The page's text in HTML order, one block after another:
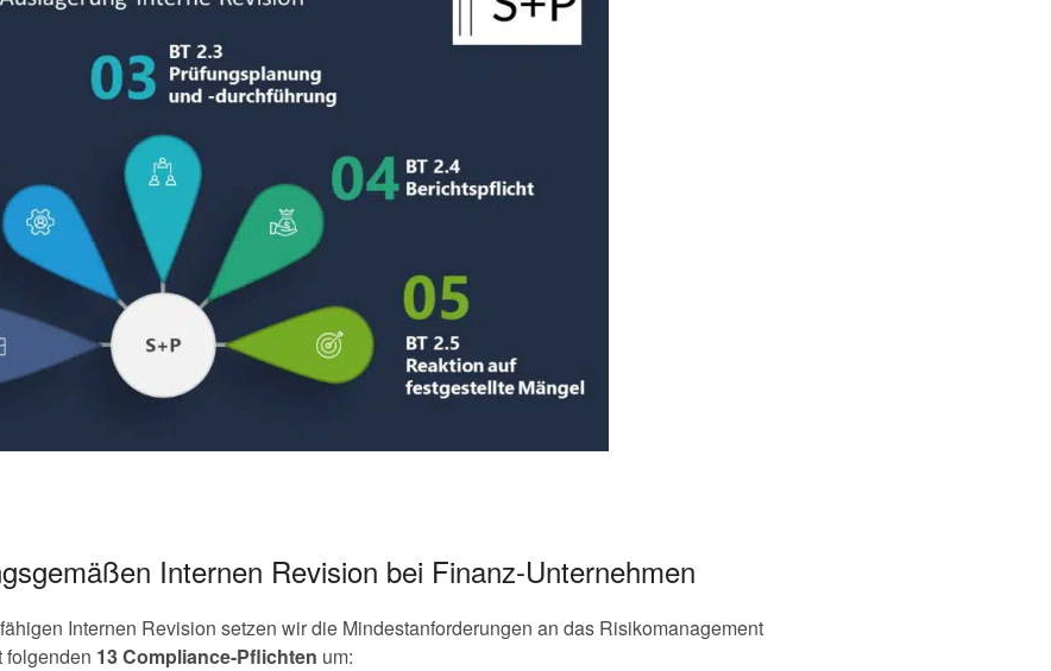
Internen Revision bei Finanz-Unternehmen
Internen Revision setzen wir die Mindestanforderungen an das Risikomanagement
folgenden 13 Compliance-Pflichten um: